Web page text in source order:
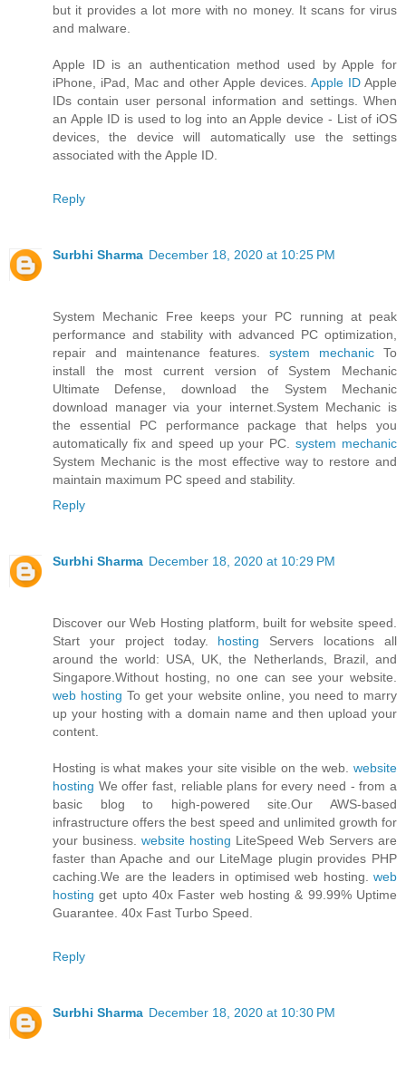
but it provides a lot more with no money. It scans for virus
and malware.
Apple ID is an authentication method used by Apple for
iPhone, iPad, Mac and other Apple devices. Apple ID Apple
IDs contain user personal information and settings. When
an Apple ID is used to log into an Apple device - List of iOS
devices, the device will automatically use the settings
associated with the Apple ID.
Reply
Surbhi Sharma December 18, 2020 at 10:25 PM
System Mechanic Free keeps your PC running at peak
performance and stability with advanced PC optimization,
repair and maintenance features. system mechanic To
install the most current version of System Mechanic
Ultimate Defense, download the System Mechanic
download manager via your internet.System Mechanic is
the essential PC performance package that helps you
automatically fix and speed up your PC.system mechanic
System Mechanic is the most effective way to restore and
maintain maximum PC speed and stability.
Reply
Surbhi Sharma December 18, 2020 at 10:29 PM
Discover our Web Hosting platform, built for website speed.
Start your project today. hosting Servers locations all
around the world: USA, UK, the Netherlands, Brazil, and
Singapore.Without hosting, no one can see your website.
web hosting To get your website online, you need to marry
up your hosting with a domain name and then upload your
content.
Hosting is what makes your site visible on the web. website
hosting We offer fast, reliable plans for every need - from a
basic blog to high-powered site.Our AWS-based
infrastructure offers the best speed and unlimited growth for
your business. website hosting LiteSpeed Web Servers are
faster than Apache and our LiteMage plugin provides PHP
caching.We are the leaders in optimised web hosting. web
hosting get upto 40x Faster web hosting & 99.99% Uptime
Guarantee. 40x Fast Turbo Speed.
Reply
Surbhi Sharma December 18, 2020 at 10:30 PM